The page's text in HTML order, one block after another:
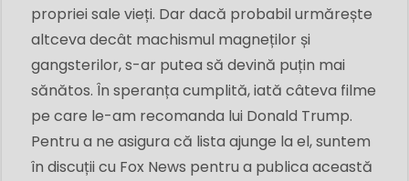
propriei sale vieți. Dar dacă probabil urmărește
altceva decât machismul magneților și
gangsterilor, s-ar putea să devină puțin mai
sănătos. În speranța cumplită, iată câteva filme
pe care le-am recomanda lui Donald Trump.
Pentru a ne asigura că lista ajunge la el, suntem
în discuții cu Fox News pentru a publica această